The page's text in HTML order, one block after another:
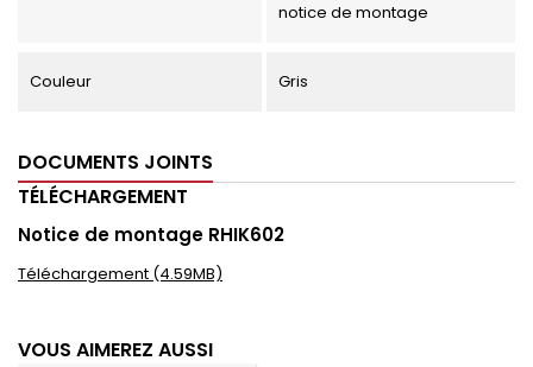
notice de montage
Couleur Gris
DOCUMENTS JOINTS
TÉLÉCHARGEMENT
Notice de montage RHIK602
Téléchargement (4.59MB)
VOUS AIMEREZ AUSSI